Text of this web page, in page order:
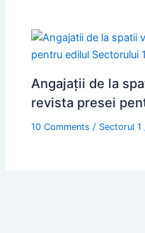
Angajații de la
revista presei
10 Comments / Sectorul 1